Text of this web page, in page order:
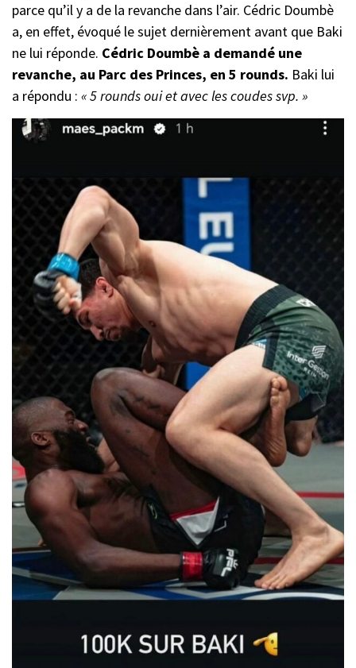
parce qu’il y a de la revanche dans l’air. Cédric Doumbè
a, en effet, évoqué le sujet dernièrement avant que Baki
ne lui réponde. Cédric Doumbè a demandé une
revanche, au Parc des Princes, en 5 rounds. Baki lui
a répondu : « 5 rounds oui et avec les coudes svp. »